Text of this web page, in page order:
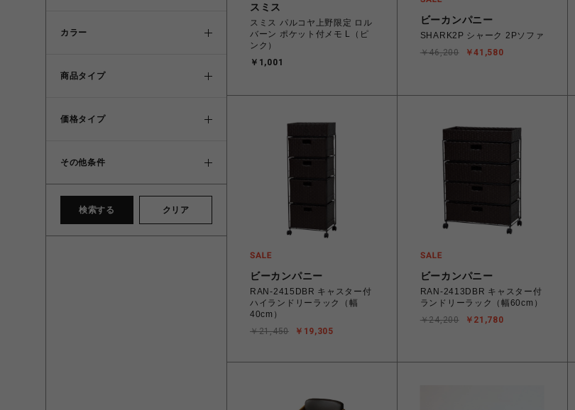
カラー
商品タイプ
価格タイプ
その他条件
検索する クリア
スミス
スミス パルコヤ上野限定 ロル
バーン ポケット付メモ L（ピ
ンク）
￥1,001
ビーカンパニー
SHARK2P シャーク 2Pソファ
￥41,580
￥46,200
ビーカンパニー
RAN-2415DBR キャスター付
ハイランドリーラック（幅
40cm）
￥19,305
￥21,450
ビーカンパニー
RAN-2413DBR キャスター付
ランドリーラック（幅60cm）
￥21,780
￥24,200